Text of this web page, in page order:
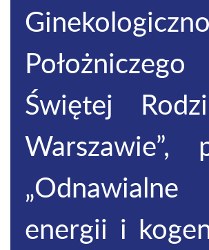
Świętej
Warszawie”,
„Odnawialne
energii i